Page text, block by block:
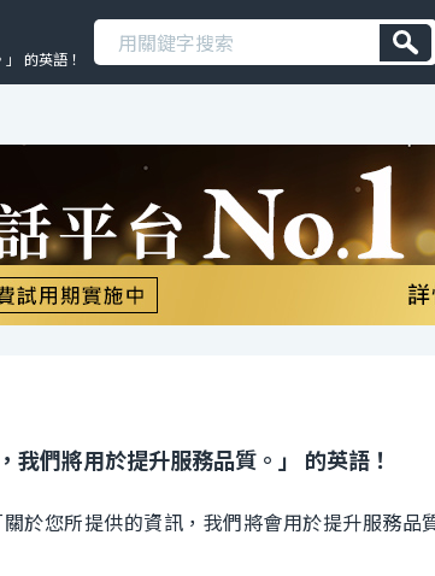
的英語！
我們將用於提升服務品質。」 的英語！
於您所提供的資訊，我們將會用於提升服務品